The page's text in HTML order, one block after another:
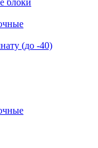
блоки
(до -40)